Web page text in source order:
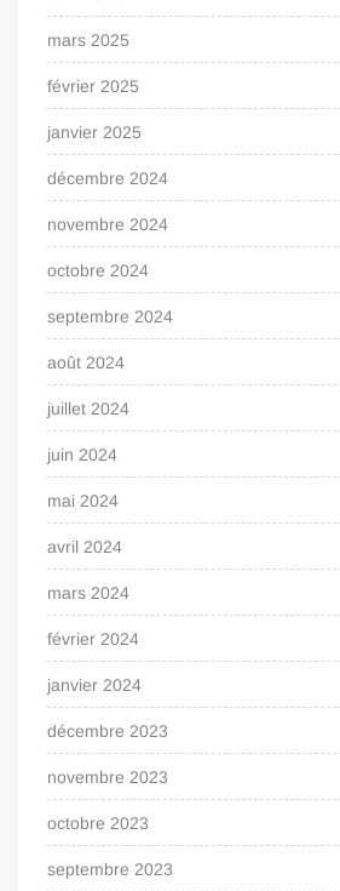
mars 2025
février 2025
janvier 2025
décembre 2024
novembre 2024
octobre 2024
septembre 2024
août 2024
juillet 2024
juin 2024
mai 2024
avril 2024
mars 2024
février 2024
janvier 2024
décembre 2023
novembre 2023
octobre 2023
septembre 2023